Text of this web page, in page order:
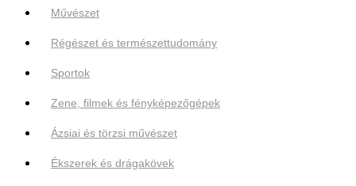
Művészet
Régészet és természettudomány
Sportok
Zene, filmek és fényképezőgépek
Ázsiai és törzsi művészet
Ékszerek és drágakövek